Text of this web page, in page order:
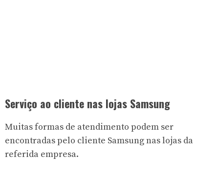
Serviço ao cliente nas lojas Samsung
Muitas formas de atendimento podem ser
encontradas pelo cliente Samsung nas lojas da
referida empresa.